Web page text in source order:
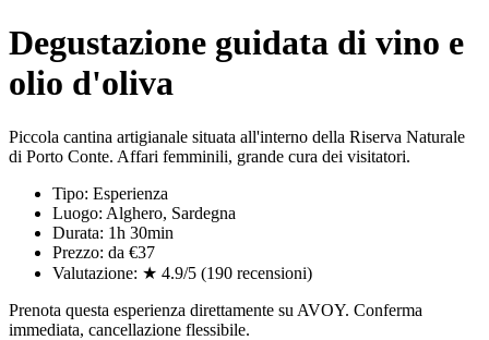
Degustazione guidata di vino e
olio d'oliva
Piccola cantina artigianale situata all'interno della Riserva Naturale
di Porto Conte. Affari femminili, grande cura dei visitatori.
Tipo: Esperienza
Luogo: Alghero, Sardegna
Durata: 1h 30min
Prezzo: da €37
Valutazione: ★ 4.9/5 (190 recensioni)
Prenota questa esperienza direttamente su AVOY. Conferma
immediata, cancellazione flessibile.